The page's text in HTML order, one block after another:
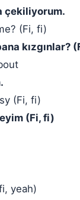
çekiliyorum.
(Fi, fi)
kızgınlar?
(Fi, fi)
(Fi, fi)
yeah)